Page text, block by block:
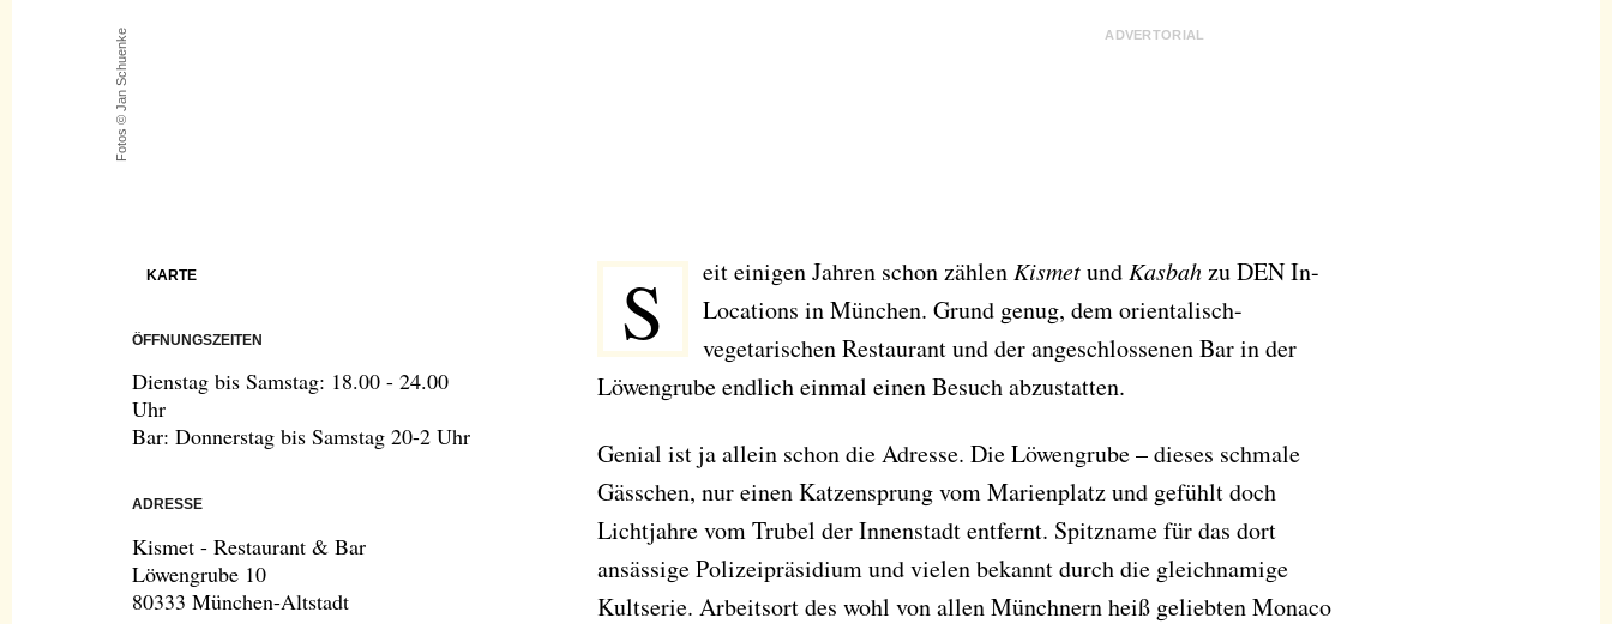
ADVERTORIAL
Fotos © Jan Schuenke
KARTE
ÖFFNUNGSZEITEN
Dienstag bis Samstag: 18.00 - 24.00
Uhr
Bar: Donnerstag bis Samstag 20-2 Uhr
ADRESSE
Kismet - Restaurant & Bar
Löwengrube 10
80333 München-Altstadt
Seit einigen Jahren schon zählen Kismetund Kasbahzu DEN In-
Locations in München. Grund genug, dem orientalisch-
vegetarischen Restaurant und der angeschlossenen Bar in der
Löwengrube endlich einmal einen Besuch abzustatten.
Genial ist ja allein schon die Adresse. Die Löwengrube – dieses schmale
Gässchen, nur einen Katzensprung vom Marienplatz und gefühlt doch
Lichtjahre vom Trubel der Innenstadt entfernt. Spitzname für das dort
ansässige Polizeipräsidium und vielen bekannt durch die gleichnamige
Kultserie. Arbeitsort des wohl von allen Münchnern heiß geliebten Monaco